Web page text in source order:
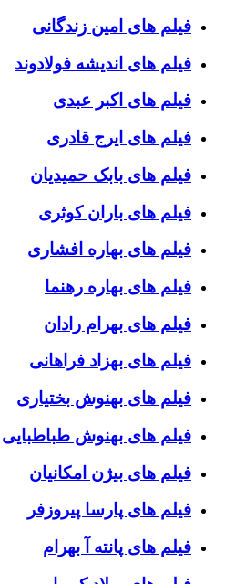
فیلم های امین زندگانی
فیلم های اندیشه فولادوند
فیلم های اکبر عبدی
فیلم های ایرج قادری
فیلم های بابک حمیدیان
فیلم های باران کوثری
فیلم های بهاره افشاری
فیلم های بهاره رهنما
فیلم های بهرام رادان
فیلم های بهزاد فراهانی
فیلم های بهنوش بختیاری
فیلم های بهنوش طباطبایی
فیلم های بیژن امکانیان
فیلم های پارسا پیروزفر
فیلم های پانته آ بهرام